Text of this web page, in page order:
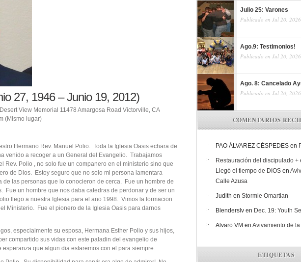
27, 1946 – Junio 19, 2012)
View Memorial 11478 Amargosa Road Victorville, CA
(Mismo lugar)
Hermano Rev. Manuel Polio. Toda la Iglesia Oasis echara de
venido a recoger a un General del Evangelio. Trabajamos
Rev. Polio , no solo fue un companero en el ministerio sino que
de Dios. Estoy seguro que no solo mi persona lamentara
de las personas que lo conocieron de cerca. Fue un hombre de
Fue un hombre que nos daba catedras de perdonar y de ser un
llego a nuestra Iglesia para el ano 1998. Vimos la formacion
Ministerio. Fue el pionero de la Iglesia Oasis para darnos
especialmente su esposa, Hermana Esther Polio y sus hijos,
compartido sus vidas con este paladin del evangelio de
que algun dia estaremos con el para siempre.
Julio 25: Varones
Publicado en Jul 20, 2026
Ago.9: Testimonios!
Publicado en Jul 20, 2026
Ago. 8: Cancelado
Publicado en Jul 20, 2026
COMENTARIOS
PAO ÁLVAREZ CÉSPEDES en
Restauración del discipulado +
Llegó el tiempo de DIOS en
Calle Azusa
Judith en Stormie Omartian
Blenderslv en Dec. 19: Youth
Alvaro VM en Avivamiento de
ETIQUETAS